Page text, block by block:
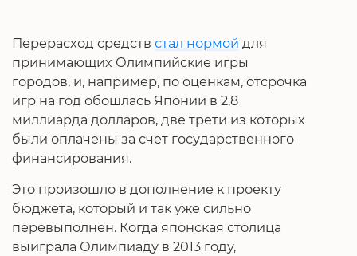
Перерасход средств стал нормой для
принимающих Олимпийские игры
городов, и, например, по оценкам, отсрочка
игр на год обошлась Японии в 2,8
миллиарда долларов, две трети из которых
были оплачены за счет государственного
финансирования.
Это произошло в дополнение к проекту
бюджета, который и так уже сильно
перевыполнен. Когда японская столица
выиграла Олимпиаду в 2013 году,